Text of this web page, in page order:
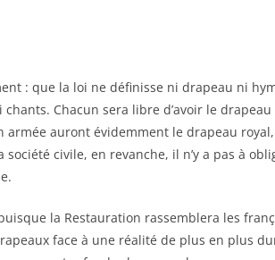
: que la loi ne définisse ni drapeau ni
Chacun sera libre d’avoir le
armée auront évidemment le drapeau
société civile, en revanche, il n’y a pas à
la Restauration rassemblera les
face à une réalité de plus en plus